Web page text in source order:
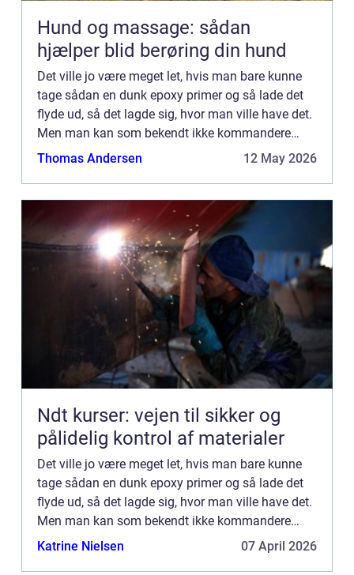
Hund og massage: sådan
hjælper blid berøring din hund
Det ville jo være meget let, hvis man bare kunne
tage sådan en dunk epoxy primer og så lade det
flyde ud, så det lagde sig, hvor man ville have det.
Men man kan som bekendt ikke kommandere
med væsker. Det skulle da kun l...
Thomas Andersen 12 May 2026
Ndt kurser: vejen til sikker og
pålidelig kontrol af materialer
Det ville jo være meget let, hvis man bare kunne
tage sådan en dunk epoxy primer og så lade det
flyde ud, så det lagde sig, hvor man ville have det.
Men man kan som bekendt ikke kommandere
med væsker. Det skulle da kun l...
Katrine Nielsen 07 April 2026